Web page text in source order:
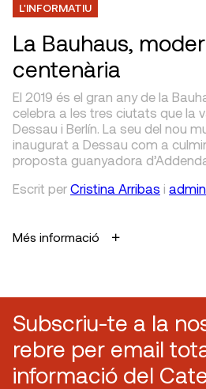
L'INFORMATIU
La Bauhaus,
centenària
El 2019 és el gran any de la
celebra a les tres ciutats que la
Dessau i Berlín. La seu del nou
inaugurat a Dessau com a
proposta guanyadora
Escrit per Cristina Arribas i admin
Més informació
Subscriu-te a la
rebre per email
informació del